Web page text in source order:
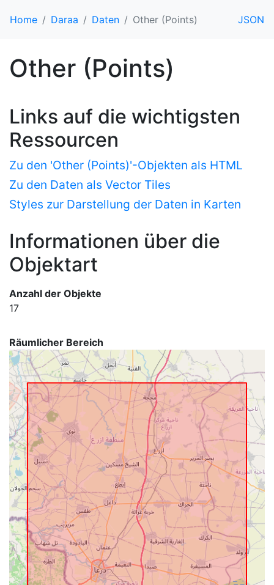
Home Daraa Daten Other (Points) JSON
Other (Points)
Links auf die wichtigsten
Ressourcen
Zu den 'Other (Points)'-Objekten als HTML
Zu den Daten als Vector Tiles
Styles zur Darstellung der Daten in Karten
Informationen über die
Objektart
Anzahl der Objekte
17
Räumlicher Bereich